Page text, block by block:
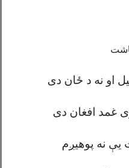
او نه د ځان دی
غمد افغان دی
یې نه پوهیږم